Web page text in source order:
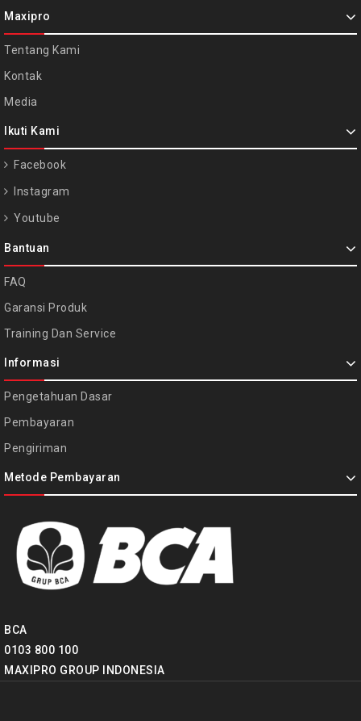
Maxipro
Tentang Kami
Kontak
Media
Ikuti Kami
Facebook
Instagram
Youtube
Bantuan
FAQ
Garansi Produk
Training Dan Service
Informasi
Pengetahuan Dasar
Pembayaran
Pengiriman
Metode Pembayaran
BCA
0103 800 100
MAXIPRO GROUP INDONESIA